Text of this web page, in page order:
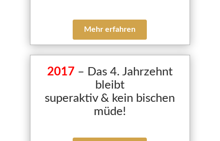
Mehr erfahren
2017 – Das 4. Jahrzehnt
bleibt
superaktiv & kein bischen
müde!